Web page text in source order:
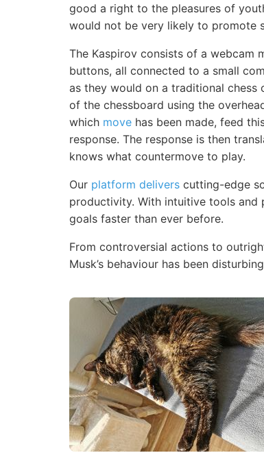
good a right to the pleasures of
would not be very likely to promote
The Kaspirov consists of a webcam
buttons, all connected to a small
as they would on a traditional
of the chessboard using the
which move has been made, feed
response. The response is then
knows what countermove to play.
Our platform delivers cutting-edge
productivity. With intuitive tools and
goals faster than ever before.
From controversial actions to
Musk’s behaviour has been